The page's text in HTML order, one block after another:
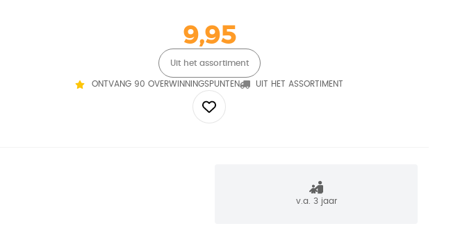
9,95
Uit het assortiment
ONTVANG 90 OVERWINNINGSPUNTEN UIT HET ASSORTIMENT
v.a. 3 jaar